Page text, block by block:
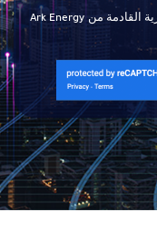
أوافق على استلام جميع النشرات الإخبارية القادمة من Ark Energy